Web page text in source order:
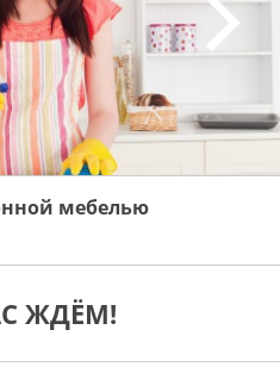
мебелью
ЖДЁМ!